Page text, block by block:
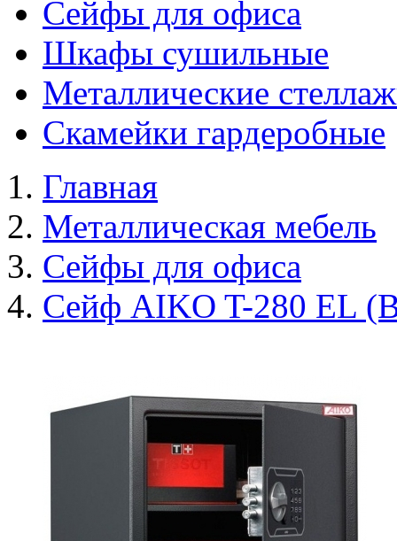
Сейфы для офиса
Шкафы сушильные
Металлические
Скамейки гардеробные
Главная
Металлическая мебель
Сейфы для офиса
Сейф AIKO T-280 EL